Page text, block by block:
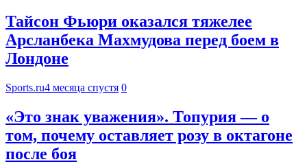
Тайсон Фьюри оказался тяжелее
Арсланбека Махмудова перед боем в
Лондоне
Sports.ru4 месяца спустя 0
«Это знак уважения». Топурия — о
том, почему оставляет розу в октагоне
после боя